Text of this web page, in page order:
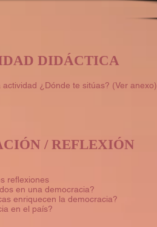
DIDÁCTICA
actividad ¿Dónde te sitúas? (Ver anexo)
/ REFLEXIÓN
reflexiones
en una democracia?
enriquecen la democracia?
en el país?